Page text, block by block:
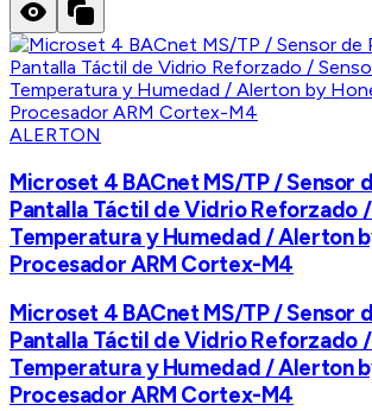
ALERTON
Microset 4 BACnet MS/TP / Sensor
Pantalla Táctil de Vidrio Reforzado
Temperatura y Humedad / Alerton
Procesador ARM Cortex-M4
Microset 4 BACnet MS/TP / Sensor
Pantalla Táctil de Vidrio Reforzado
Temperatura y Humedad / Alerton
Procesador ARM Cortex-M4